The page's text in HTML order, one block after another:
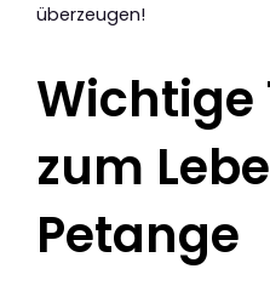
überzeugen!
Wichtige
zum
Petange